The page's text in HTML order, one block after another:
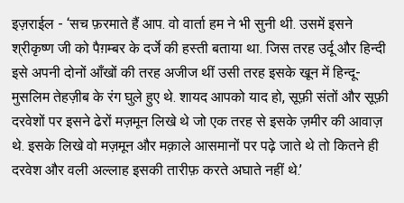
इज़राईल - ‘सच फ़रमाते हैं आप. वो वार्ता हम ने भी सुनी थी. उसमें इसने
श्रीकृष्ण जी को पैग़म्बर के दर्जे की हस्ती बताया था. जिस तरह उर्दू और हिन्दी
इसे अपनी दोनों आँखों की तरह अजीज थीं उसी तरह इसके खून में हिन्दू-
मुसलिम तेहज़ीब के रंग घुले हुए थे. शायद आपको याद हो, सूफ़ी संतों और सूफ़ी
दरवेशों पर इसने ढेरों मज़मून लिखे थे जो एक तरह से इसके ज़मीर की आवाज़
थे. इसके लिखे वो मज़मून और मक़ाले आसमानों पर पढ़े जाते थे तो कितने ही
दरवेश और वली अल्लाह इसकी तारीफ़ करते अघाते नहीं थे.’